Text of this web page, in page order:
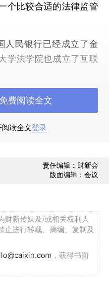
个比较合适的法律监管
人民银行已经成立了金
学法学院也成立了互联
方面的工作。实际上目
会集中在金融科技的基
。
最一线的经验的了解，
实际上是非常值得尊敬
这个报告的基本的一
读全文登录
费阅读全文
责任编辑：财新会
版面编辑：会议
财新传媒及/或相关权利人
止进行转载、摘编、复制及
，获得书面